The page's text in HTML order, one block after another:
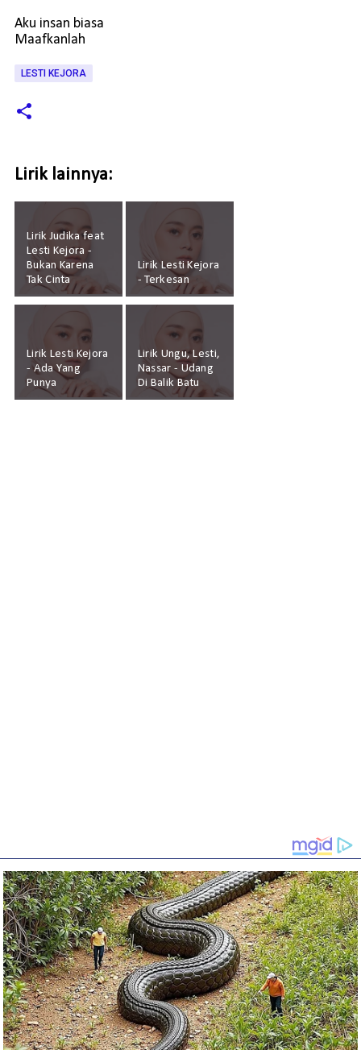
Aku insan biasa
Maafkanlah
LESTI KEJORA
Lirik lainnya:
Lirik Judika feat
Lesti Kejora -
Bukan Karena
Tak Cinta
Lirik Lesti Kejora
- Terkesan
Lirik Lesti Kejora
- Ada Yang
Punya
Lirik Ungu, Lesti,
Nassar - Udang
Di Balik Batu